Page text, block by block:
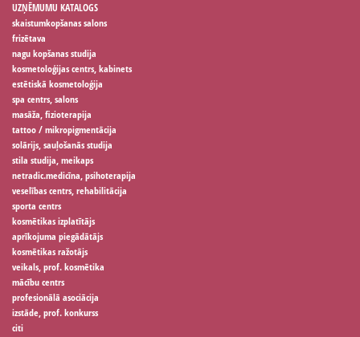
UZŅĒMUMU KATALOGS
skaistumkopšanas salons
frizētava
nagu kopšanas studija
kosmetoloģijas centrs, kabinets
estētiskā kosmetoloģija
spa centrs, salons
masāža, fizioterapija
tattoo / mikropigmentācija
solārijs, sauļošanās studija
stila studija, meikaps
netradic.medicīna, psihoterapija
veselības centrs, rehabilitācija
sporta centrs
kosmētikas izplatītājs
aprīkojuma piegādātājs
kosmētikas ražotājs
veikals, prof. kosmētika
mācību centrs
profesionālā asociācija
izstāde, prof. konkurss
citi